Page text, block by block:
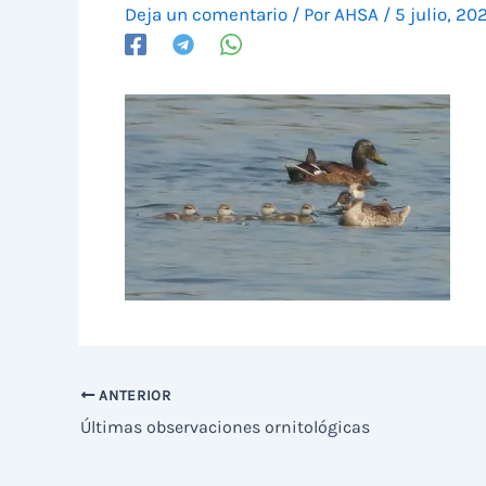
Deja un comentario / Por AHSA / 5 julio,
ANTERIOR
Últimas observaciones ornitológicas